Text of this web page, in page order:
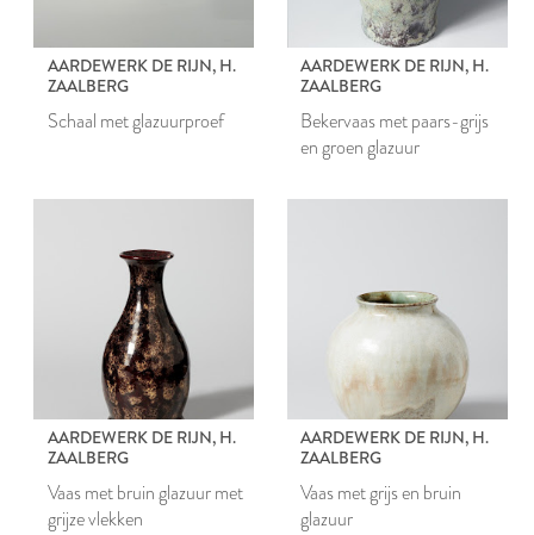
AARDEWERK DE RIJN, H.
ZAALBERG
Schaal met glazuurproef
AARDEWERK DE RIJN, H.
ZAALBERG
Bekervaas met paars-grijs
en groen glazuur
AARDEWERK DE RIJN, H.
ZAALBERG
Vaas met bruin glazuur met
grijze vlekken
AARDEWERK DE RIJN, H.
ZAALBERG
Vaas met grijs en bruin
glazuur